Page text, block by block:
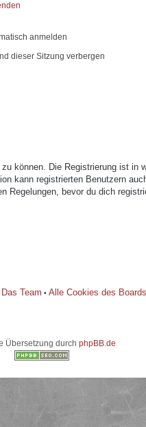
anmelden
dieser Sitzung verbergen
können. Die Registrierung ist in
kann registrierten Benutzern
Regelungen, bevor du dich
Das Team • Alle Cookies des
Übersetzung durch phpBB.de